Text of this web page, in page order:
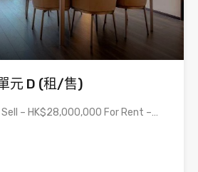
元 D (租/售)
– HK$28,000,000 For Rent –…